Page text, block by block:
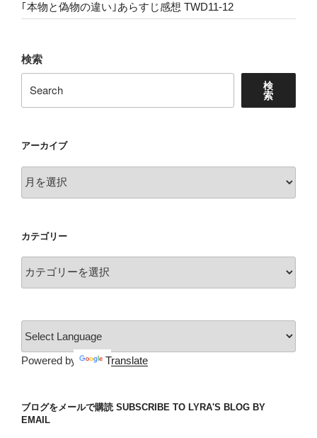
｢本物と偽物の違い｣あらすじ感想 TWD11-12
検索
検
索
アーカイブ
ー
ブ
カテゴリー
テ
ー
Powered by Translate
ブログをメールで購読 SUBSCRIBE TO LYRA'S BLOG BY
EMAIL